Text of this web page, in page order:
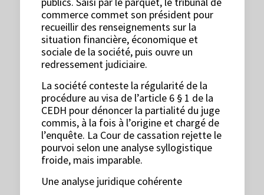
commerce commet son président pour
recueillir des renseignements sur la
situation financière, économique et
sociale de la société, puis ouvre un
redressement judiciaire.
La société conteste la régularité de la
procédure au visa de l’article 6 § 1 de la
CEDH pour dénoncer la partialité du juge
commis, à la fois à l’origine et chargé de
l’enquête. La Cour de cassation rejette le
pourvoi selon une analyse syllogistique
froide, mais imparable.
Une analyse juridique cohérente